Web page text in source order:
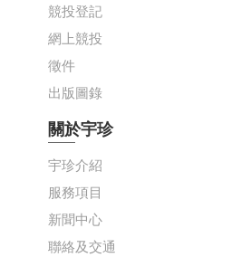
競投登記
網上競投
徵件
出版圖錄
關於宇珍
宇珍介紹
服務項目
新聞中心
聯絡及交通